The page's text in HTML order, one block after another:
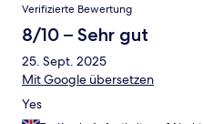
Verifizierte Bewertung
8/10 – Sehr gut
25. Sept. 2025
Mit Google übersetzen
Yes